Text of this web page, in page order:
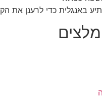
באנגלית כדי לרענן את